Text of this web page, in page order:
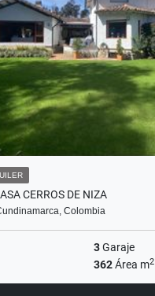
CERROS DE NIZA
Colombia
3Garaje
362Área m2